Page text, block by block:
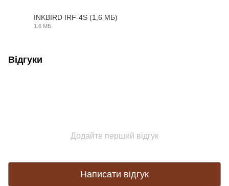
INKBIRD IRF-4S (1,6 МБ)
1.6 МБ
Відгуки
Додайте перший відгук
Написати відгук